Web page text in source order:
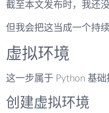
截至本文发布时，我还
但我会把这当成一个持
虚拟环境
这一步属于 Python 基础
创建虚拟环境